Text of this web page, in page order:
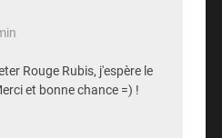
Rouge Rubis, j'espère le
et bonne chance =) !